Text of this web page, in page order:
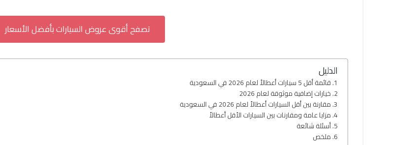
تصفح أقوى عروض السيارات بأفضل الأسعار
الدليل
قائمة أقل 5 سيارات أعطالاً لعام 2026 في السعودية
خيارات إضافية موثوقة لعام 2026
مقارنة بين أقل السيارات أعطالاً لعام 2026 في السعودية
مزايا عامة ومقارنات بين السيارات الأقل أعطالاً
أسئلة شائعة
ملخص